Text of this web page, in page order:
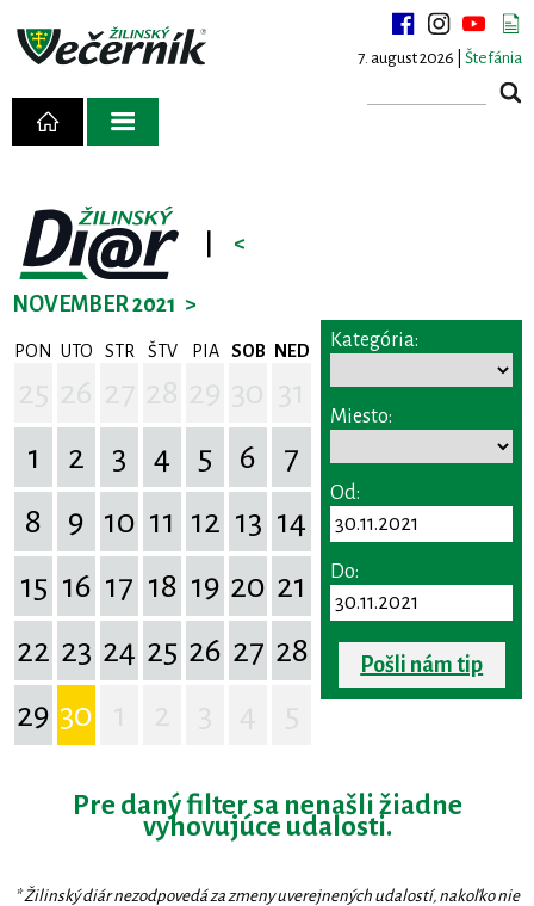
7. august 2026 | Štefánia
<
NOVEMBER 2021 >
PON UTO STR ŠTV PIA SOB NED
1
2 3 4 5 6
7
8
9 10 11 12 13 14
15 16 17 18 19 20 21
22 23 24 25 26 27 28
29 30
Kategória:
Miesto:
Od:
Do:
Pošli nám tip
Pre daný filter sa nenašli žiadne
vyhovujúce udalosti.
* Žilinský diár nezodpovedá za zmeny uverejnených udalostí, nakoľko nie